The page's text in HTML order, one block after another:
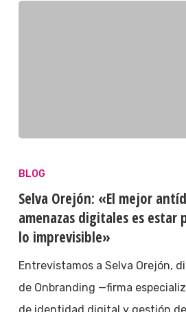
BLOG
Selva Orejón: «El mejor
amenazas digitales es estar
lo imprevisible»
Entrevistamos a Selva Orejón,
de Onbranding —firma
de identidad digital y gestión